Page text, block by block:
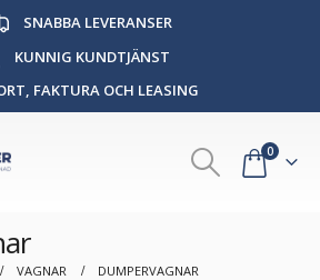
SNABBA LEVERANSER
KUNNIG KUNDTJÄNST
FAKTURA OCH LEASING
0
VAGNAR DUMPERVAGNAR